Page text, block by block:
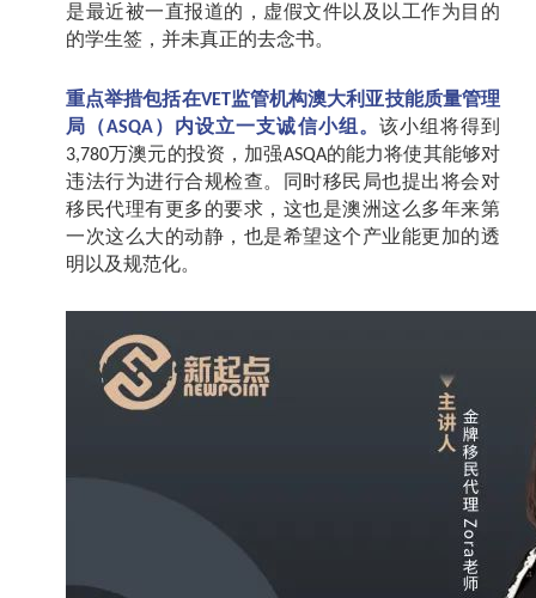
是最近被一直报道的，虚假文件以及以工作为目的
的学生签，并未真正的去念书。
重点举措包括在VET监管机构澳大利亚技能质量管理
局（ASQA）内设立一支诚信小组。 该小组将得到
3,780万澳元的投资，加强ASQA的能力将使其能够对
违法行为进行合规检查。同时移民局也提出将会对
移民代理有更多的要求，这也是澳洲这么多年来第
一次这么大的动静，也是希望这个产业能更加的透
明以及规范化。